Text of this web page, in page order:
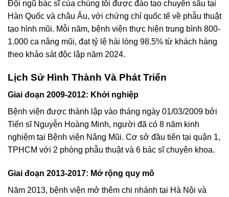
Đội ngũ bác sĩ của chúng tôi được đào tạo chuyên sâu tại
Hàn Quốc và châu Âu, với chứng chỉ quốc tế về phẫu thuật
tạo hình mũi. Mỗi năm, bệnh viện thực hiện trung bình 800-
1.000 ca nâng mũi, đạt tỷ lệ hài lòng 98.5% từ khách hàng
theo khảo sát độc lập năm 2024.
Lịch Sử Hình Thành Và Phát Triển
Giai đoạn 2009-2012: Khởi nghiệp
Bệnh viện được thành lập vào tháng ngày 01/03/2009 bởi
Tiến sĩ Nguyễn Hoàng Minh, người đã có 8 năm kinh
nghiệm tại Bệnh viện Nâng Mũi. Cơ sở đầu tiên tại quận 1,
TPHCM với 2 phòng phẫu thuật và 6 bác sĩ chuyên khoa.
Giai đoạn 2013-2017: Mở rộng quy mô
Năm 2013, bệnh viện mở thêm chi nhánh tại Hà Nội và